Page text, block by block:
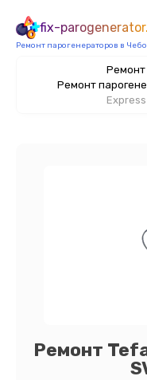
fix-
Ремонт парогенераторов в
Ремонт
Ремонт
Ремонт